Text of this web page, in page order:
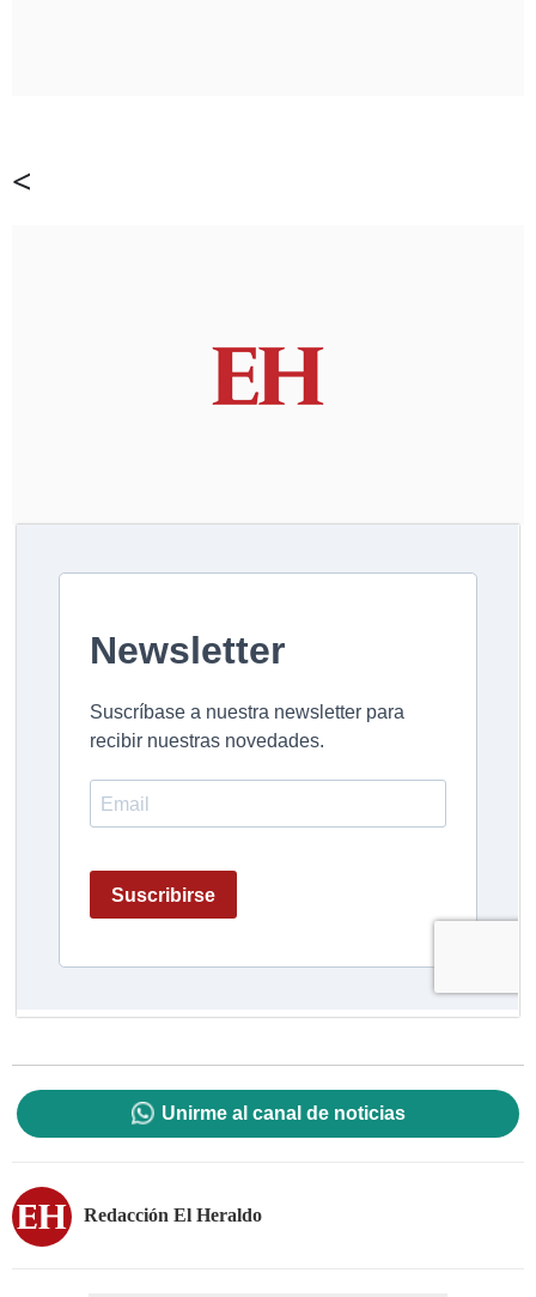
<
Unirme al canal de noticias
Redacción El Heraldo